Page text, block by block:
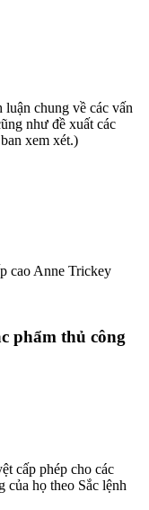
chung về các vấn
như đề xuất các
xem xét.)
cao Anne Trickey
phẩm thủ công
cấp phép cho các
của họ theo Sắc lệnh